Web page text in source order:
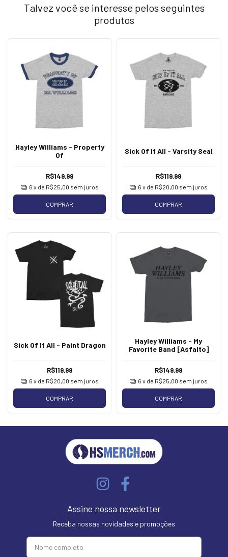
Talvez você se interesse pelos seguintes
produtos
Hayley Williams - Property
Of
R$149,99
6 x de R$25,00 sem juros
COMPRAR
Sick Of It All - Varsity Seal
R$119,99
6 x de R$20,00 sem juros
COMPRAR
Sick Of It All - Paint Dragon
R$119,99
6 x de R$20,00 sem juros
COMPRAR
Hayley Williams - My
Favorite Band [Asfalto]
R$149,99
6 x de R$25,00 sem juros
COMPRAR
Assine nossa newsletter
Receba nossas novidades e promoções